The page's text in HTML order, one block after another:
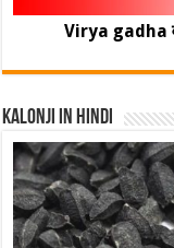
Virya gadha
Kalonji In Hindi